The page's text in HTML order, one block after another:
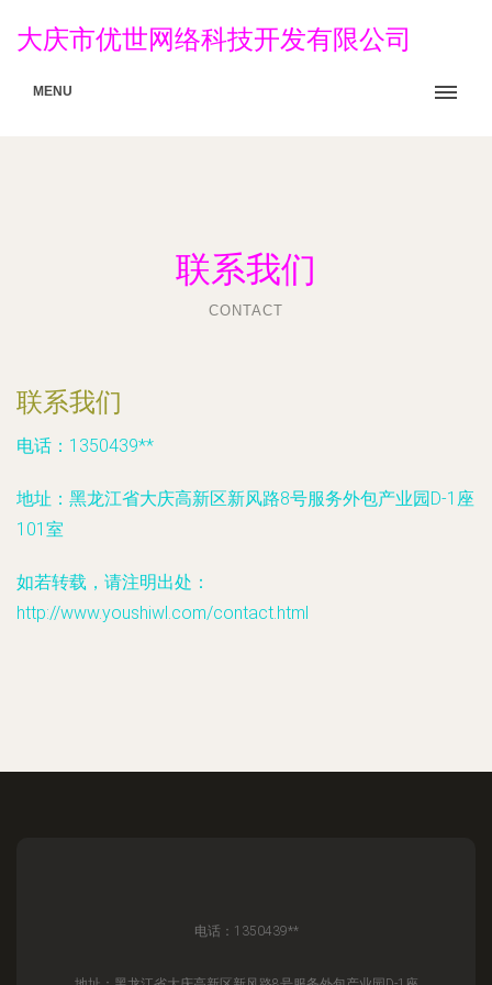
大庆市优世网络科技开发有限公司
MENU
联系我们
CONTACT
联系我们
电话：1350439**
地址：黑龙江省大庆高新区新风路8号服务外包产业园D-1座
101室
如若转载，请注明出处：
http://www.youshiwl.com/contact.html
电话：1350439**